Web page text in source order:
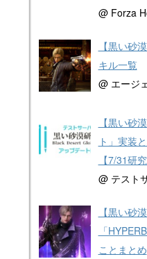
@ Forza
【黒い砂
キル一覧
@ エージ
【黒い砂
ト」実装
【7/31研究
@ テスト
【黒い砂
「
ことまとめ